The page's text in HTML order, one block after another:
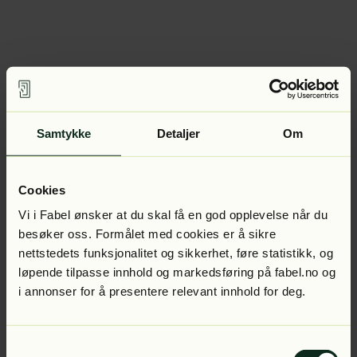
Samtykke Detaljer Om
Cookies
Vi i Fabel ønsker at du skal få en god opplevelse når du
besøker oss. Formålet med cookies er å sikre
nettstedets funksjonalitet og sikkerhet, føre statistikk, og
løpende tilpasse innhold og markedsføring på fabel.no og
i annonser for å presentere relevant innhold for deg.